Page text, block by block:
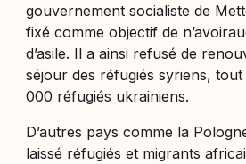
gouvernement socialiste de
fixé comme objectif de
d’asile. Il a ainsi refusé de
séjour des réfugiés syriens,
000 réfugiés ukrainiens.
D’autres pays comme la
laissé réfugiés et migrants